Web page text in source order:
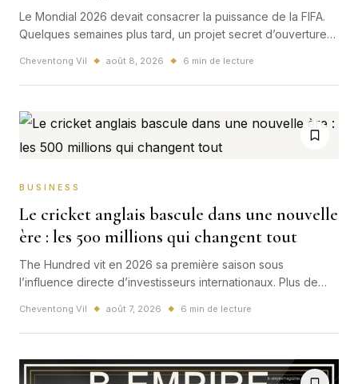
Le Mondial 2026 devait consacrer la puissance de la FIFA.
Quelques semaines plus tard, un projet secret d’ouverture
une fronde interne placent Gianni Infantino face à la crise la
plus dangereuse de sa présidence.
Cheventong Vil ◆ août 8, 2026 ◆ 6 min de lecture
BUSINESS
Le cricket anglais bascule dans une nouvelle
ère : les 500 millions qui changent tout
The Hundred vit en 2026 sa première saison sous
l’influence directe d’investisseurs internationaux. Plus de
nouvelle bataille mondiale autour du cricket court.
Cheventong Vil ◆ août 7, 2026 ◆ 6 min de lecture